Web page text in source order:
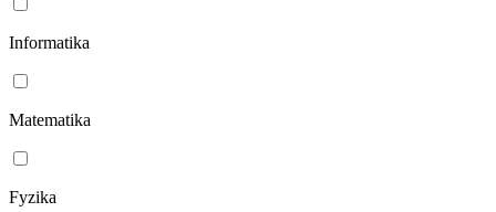
Informatika
Matematika
Fyzika